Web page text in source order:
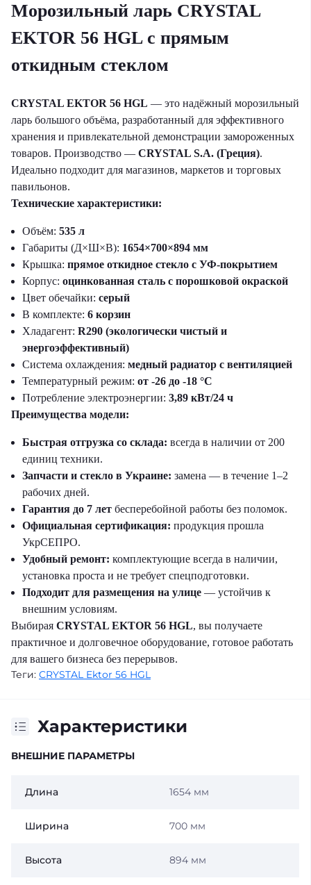
Морозильный ларь CRYSTAL
EKTOR 56 HGL с прямым
откидным стеклом
CRYSTAL EKTOR 56 HGL — это надёжный морозильный
ларь большого объёма, разработанный для эффективного
хранения и привлекательной демонстрации замороженных
товаров. Производство — CRYSTAL S.A. (Греция).
Идеально подходит для магазинов, маркетов и торговых
павильонов.
Технические характеристики:
Объём: 535 л
Габариты (Д×Ш×В): 1654×700×894 мм
Крышка: прямое откидное стекло с УФ-покрытием
Корпус: оцинкованная сталь с порошковой окраской
Цвет обечайки: серый
В комплекте: 6 корзин
Хладагент: R290 (экологически чистый и
энергоэффективный)
Система охлаждения: медный радиатор с вентиляцией
Температурный режим: от -26 до -18 °C
Потребление электроэнергии: 3,89 кВт/24 ч
Преимущества модели:
Быстрая отгрузка со склада: всегда в наличии от 200
единиц техники.
Запчасти и стекло в Украине: замена — в течение 1–2
рабочих дней.
Гарантия до 7 лет бесперебойной работы без поломок.
Официальная сертификация: продукция прошла
УкрСЕПРО.
Удобный ремонт: комплектующие всегда в наличии,
установка проста и не требует спецподготовки.
Подходит для размещения на улице — устойчив к
внешним условиям.
Выбирая CRYSTAL EKTOR 56 HGL, вы получаете
практичное и долговечное оборудование, готовое работать
для вашего бизнеса без перерывов.
Теги: CRYSTAL Ektor 56 HGL
Характеристики
ВНЕШНИЕ ПАРАМЕТРЫ
Длина 1654 мм
Ширина 700 мм
Высота 894 мм